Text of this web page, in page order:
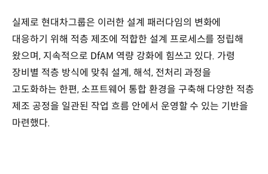
실제로 현대차그룹은 이러한 설계 패러다임의 변화에
대응하기 위해 적층 제조에 적합한 설계 프로세스를 정립해
왔으며, 지속적으로 DfAM 역량 강화에 힘쓰고 있다. 가령
장비별 적층 방식에 맞춰 설계, 해석, 전처리 과정을
고도화하는 한편, 소프트웨어 통합 환경을 구축해 다양한 적층
제조 공정을 일관된 작업 흐름 안에서 운영할 수 있는 기반을
마련했다.